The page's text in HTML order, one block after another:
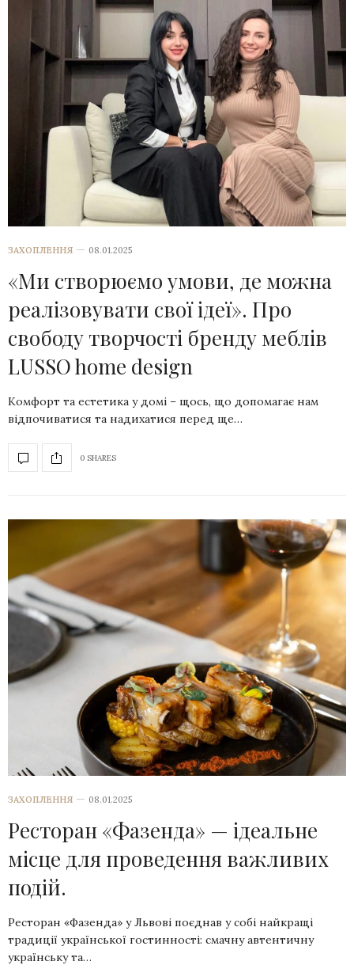
ЗАХОПЛЕННЯ 08.01.2025
«Ми створюємо умови, де можна
реалізовувати свої ідеї». Про
свободу творчості бренду меблів
LUSSO home design
Комфорт та естетика у домі – щось, що допомагає нам
відпочиватися та надихатися перед ще…
0 SHARES
ЗАХОПЛЕННЯ 08.01.2025
Ресторан «Фазенда» — ідеальне
місце для проведення важливих
подій.
Ресторан «Фазенда» у Львові поєднав у собі найкращі
традиції української гостинності: смачну автентичну
українську та…